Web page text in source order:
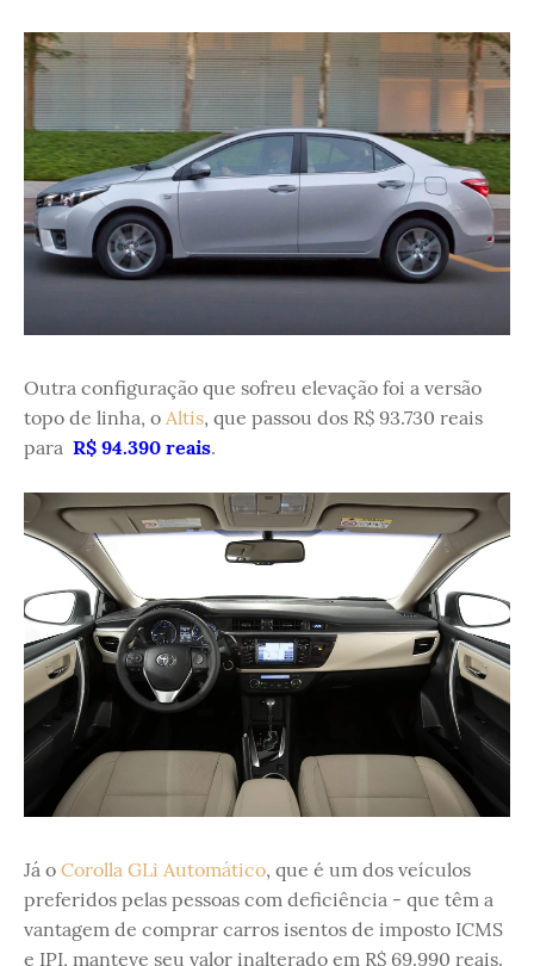
Outra configuração que sofreu elevação foi a versão
topo de linha, o Altis, que passou dos R$ 93.730 reais
para R$ 94.390 reais.
Já o Corolla GLi Automático, que é um dos veículos
preferidos pelas pessoas com deficiência - que têm a
vantagem de comprar carros isentos de imposto ICMS
e IPI, manteve seu valor inalterado em R$ 69.990 reais.